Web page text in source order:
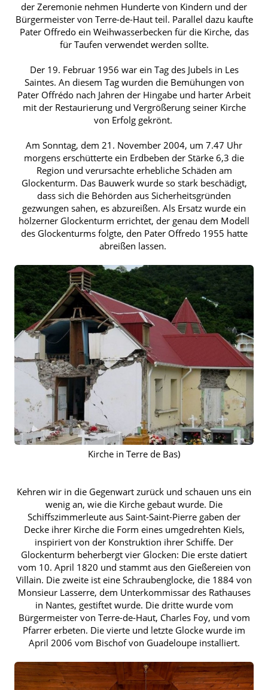
der Zeremonie nehmen Hunderte von Kindern und der
Bürgermeister von Terre-de-Haut teil. Parallel dazu kaufte
Pater Offredo ein Weihwasserbecken für die Kirche, das
für Taufen verwendet werden sollte.
Der 19. Februar 1956 war ein Tag des Jubels in Les
Saintes. An diesem Tag wurden die Bemühungen von
Pater Offrédo nach Jahren der Hingabe und harter Arbeit
mit der Restaurierung und Vergrößerung seiner Kirche
von Erfolg gekrönt.
Am Sonntag, dem 21. November 2004, um 7.47 Uhr
morgens erschütterte ein Erdbeben der Stärke 6,3 die
Region und verursachte erhebliche Schäden am
Glockenturm. Das Bauwerk wurde so stark beschädigt,
dass sich die Behörden aus Sicherheitsgründen
gezwungen sahen, es abzureißen. Als Ersatz wurde ein
hölzerner Glockenturm errichtet, der genau dem Modell
des Glockenturms folgte, den Pater Offredo 1955 hatte
abreißen lassen.
Kirche in Terre de Bas)
Kehren wir in die Gegenwart zurück und schauen uns ein
wenig an, wie die Kirche gebaut wurde. Die
Schiffszimmerleute aus Saint-Saint-Pierre gaben der
Decke ihrer Kirche die Form eines umgedrehten Kiels,
inspiriert von der Konstruktion ihrer Schiffe. Der
Glockenturm beherbergt vier Glocken: Die erste datiert
vom 10. April 1820 und stammt aus den Gießereien von
Villain. Die zweite ist eine Schraubenglocke, die 1884 von
Monsieur Lasserre, dem Unterkommissar des Rathauses
in Nantes, gestiftet wurde. Die dritte wurde vom
Bürgermeister von Terre-de-Haut, Charles Foy, und vom
Pfarrer erbeten. Die vierte und letzte Glocke wurde im
April 2006 vom Bischof von Guadeloupe installiert.